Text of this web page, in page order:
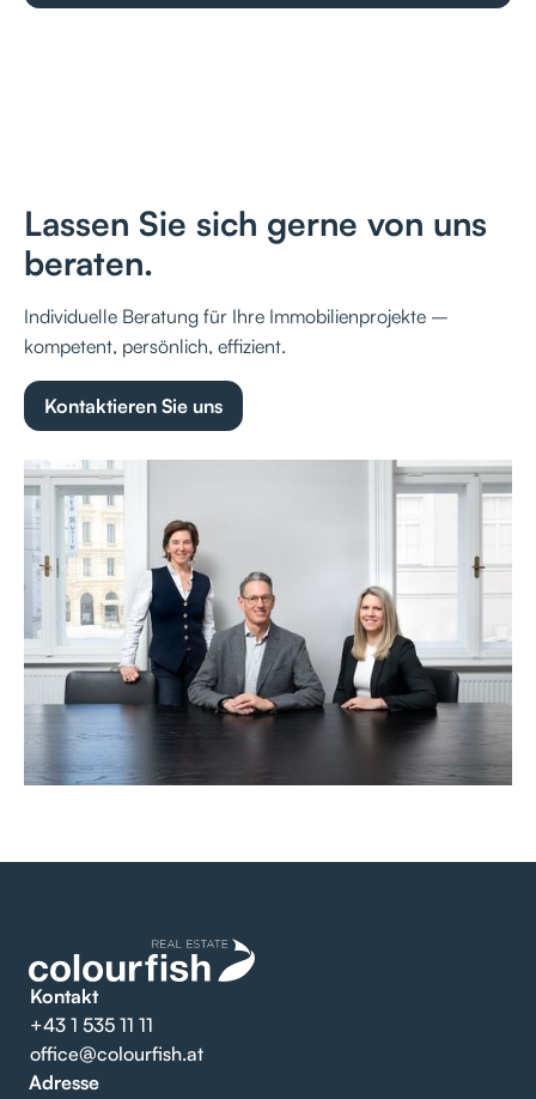
Lassen Sie sich gerne von uns
beraten.
Individuelle Beratung für Ihre Immobilienprojekte –
kompetent, persönlich, effizient.
Kontaktieren Sie uns
Kontakt
+43 1 535 11 11
office@colourfish.at
Adresse